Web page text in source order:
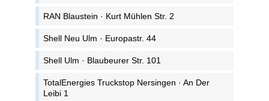
RAN Blaustein · Kurt Mühlen Str. 2
Shell Neu Ulm · Europastr. 44
Shell Ulm · Blaubeurer Str. 101
TotalEnergies Truckstop Nersingen · An Der
Leibi 1